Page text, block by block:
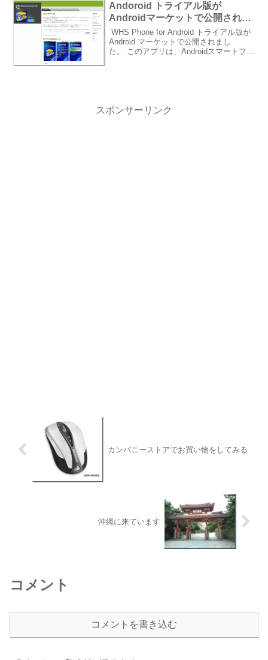
Andoroid トライアル版が
Androidマーケットで公開されま
した
WHS Phone for Android トライアル版が
Android マーケットで公開されまし
た。 このアプリは、Androidスマートフォ
スポンサーリンク
カンパニーストアでお買い物をしてみる
沖縄に来ています
コメント
コメントを書き込む